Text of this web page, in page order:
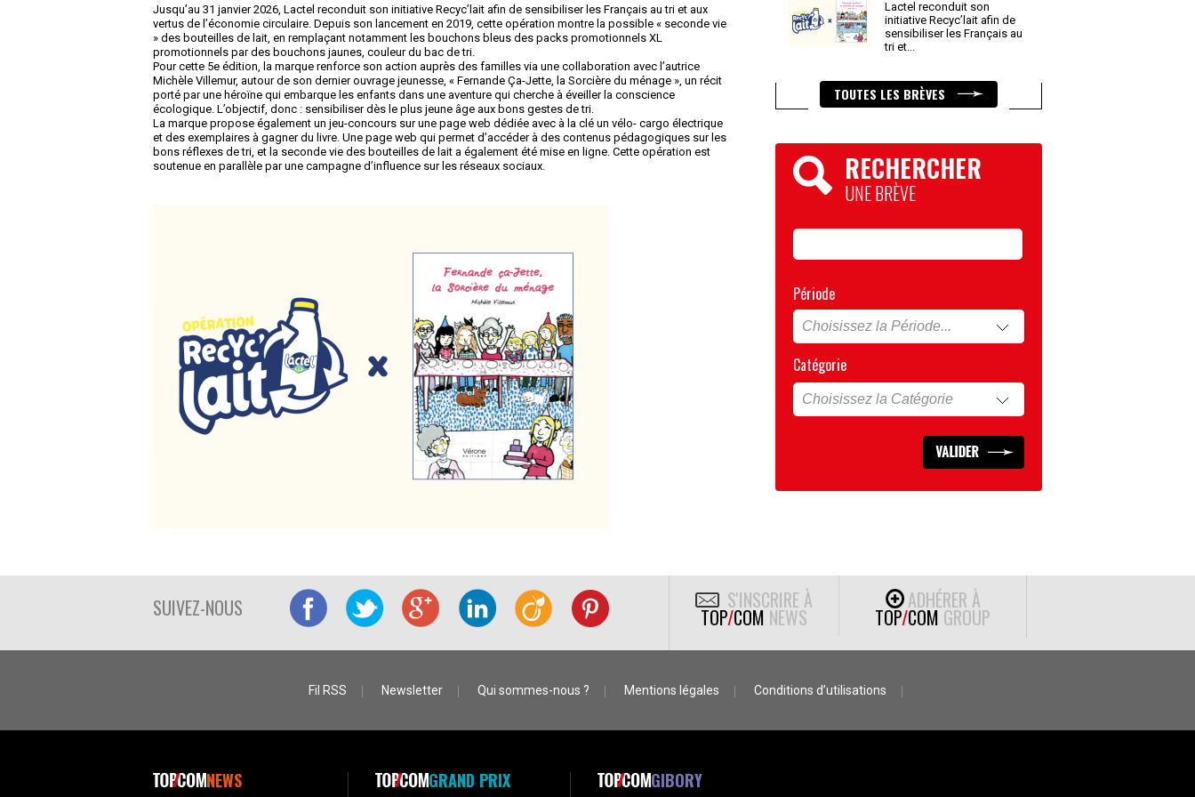
Jusqu’au 31 janvier 2026, Lactel reconduit son initiative Recyc’lait afin de sensibiliser les Français au tri et aux
vertus de l’économie circulaire. Depuis son lancement en 2019, cette opération montre la possible « seconde vie
» des bouteilles de lait, en remplaçant notamment les bouchons bleus des packs promotionnels XL
promotionnels par des bouchons jaunes, couleur du bac de tri.
Pour cette 5e édition, la marque renforce son action auprès des familles via une collaboration avec l’autrice
Michèle Villemur, autour de son dernier ouvrage jeunesse, « Fernande Ça-Jette, la Sorcière du ménage », un récit
porté par une héroïne qui embarque les enfants dans une aventure qui cherche à éveiller la conscience
écologique. L’objectif, donc : sensibiliser dès le plus jeune âge aux bons gestes de tri.
La marque propose également un jeu-concours sur une page web dédiée avec à la clé un vélo- cargo électrique
et des exemplaires à gagner du livre. Une page web qui permet d’accéder à des contenus pédagogiques sur les
bons réflexes de tri, et la seconde vie des bouteilles de lait a également été mise en ligne. Cette opération est
soutenue en parallèle par une campagne d’influence sur les réseaux sociaux.
Lactel reconduit son
initiative Recyc’lait afin de
sensibiliser les Français au
tri et...
TOUTES LES BRÈVES
RECHERCHER
UNE BRÈVE
Période
Catégorie
SUIVEZ-NOUS S'INSCRIRE À
TOP/COM NEWS
ADHÉRER À
TOP/COM GROUP
Fil RSS Newsletter Qui sommes-nous ? Mentions légales Conditions d’utilisations
NEWS GRAND PRIX GIBORY